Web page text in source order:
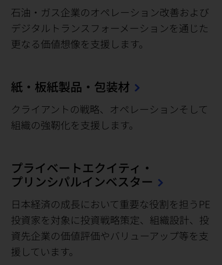
石油・ガス企業のオペレーション改善および
デジタルトランスフォーメーションを通じた
更なる価値想像を支援します。
紙・板紙製品・包装材
クライアントの戦略、オペレーションそして
組織の強靭化を支援します。
プライベートエクイティ・
プリンシパルインベスター
日本経済の成長において重要な役割を担うPE
投資家を対象に投資戦略策定、組織設計、投
資先企業の価値評価やバリューアップ等を支
援しています。